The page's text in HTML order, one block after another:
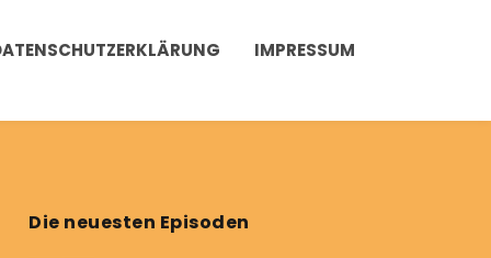
IMPRESSUM
Die neuesten Episoden